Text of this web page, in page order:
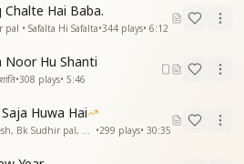
Chalte Hai Baba.
• Safalta Hi Safalta•344 plays• 6:12
Noor Hu Shanti
•308 plays• 5:46
Huwa Hai
•299 plays• 30:35